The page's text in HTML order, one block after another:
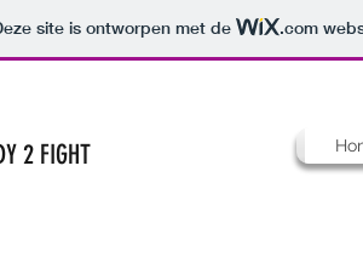
site is ontworpen met de .com
2 FIGHT